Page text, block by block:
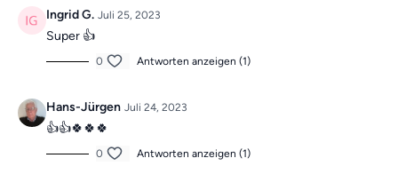
Ingrid G. Juli 25, 2023
Super 👍
0 Antworten anzeigen (1)
Hans-Jürgen Juli 24, 2023
👍👍🍀🍀🍀
0 Antworten anzeigen (1)